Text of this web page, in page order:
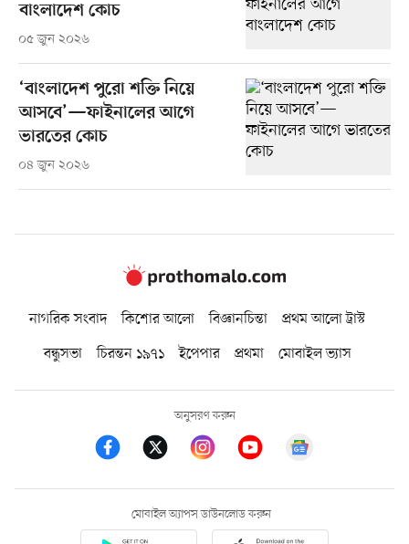
বাংলাদেশ কোচ
০৫ জুন ২০২৬
‘বাংলাদেশ পুরো শক্তি নিয়ে
আসবে’—ফাইনালের আগে
ভারতের কোচ
০৪ জুন ২০২৬
নাগরিক সংবাদ কিশোর আলো বিজ্ঞানচিন্তা
প্রথম আলো ট্রাস্ট
বন্ধুসভা
চিরন্তন ১৯৭১ ইপেপার প্রথমা মোবাইল ভ্যাস
অনুসরণ করুন
মোবাইল অ্যাপস ডাউনলোড করুন